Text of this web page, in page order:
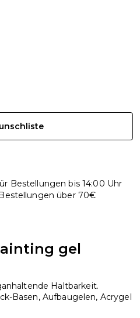
Bestellungen bis 14:00 Uhr
über 70€
gel
Haltbarkeit.
Basen, Aufbaugelen, Acrygel